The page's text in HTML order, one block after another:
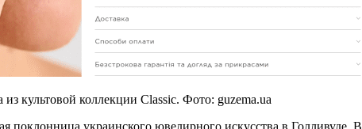
культовой коллекции Classic. Фото: guzema.ua
украинского ювелирного искусства в Голливуде. В